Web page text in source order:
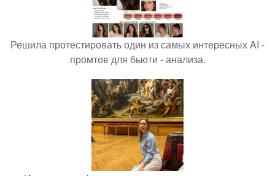
Решила протестировать один из самых интересных AI -
промтов для бьюти - анализа.